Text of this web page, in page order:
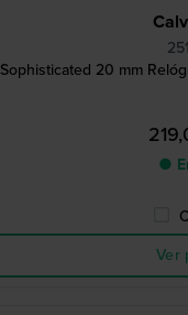
Sophisticated 20 mm
●
Ver